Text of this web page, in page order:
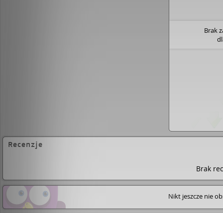
Brak
Recenzje
Brak
Nikt jeszcze nie